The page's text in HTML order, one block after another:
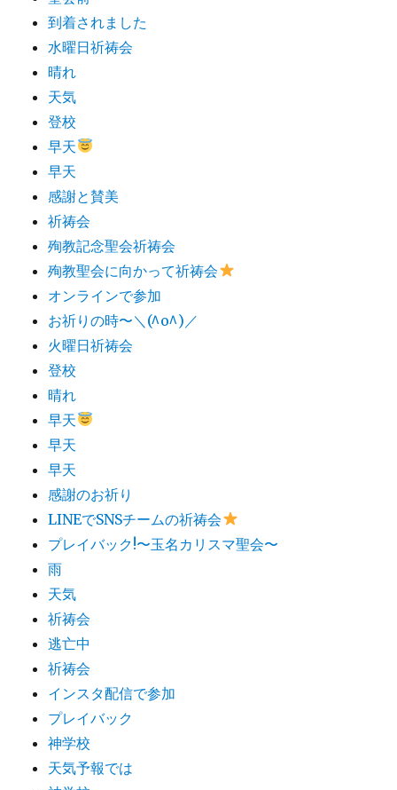
到着されました
水曜日祈祷会
晴れ
天気
登校
早天
早天
感謝と賛美
祈祷会
殉教記念聖会祈祷会
殉教聖会に向かって祈祷会
オンラインで参加
お祈りの時〜＼(^o^)／
火曜日祈祷会
登校
晴れ
早天
早天
早天
感謝のお祈り
LINEでSNSチームの祈祷会​
プレイバック!〜玉名カリスマ聖会〜
雨
天気
祈祷会
逃亡中
祈祷会
インスタ配信で参加
プレイバック
神学校
天気予報では